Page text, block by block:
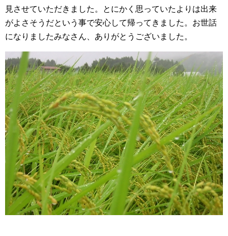
見させていただきました。とにかく思っていたよりは出来
がよさそうだという事で安心して帰ってきました。お世話
になりましたみなさん、ありがとうございました。